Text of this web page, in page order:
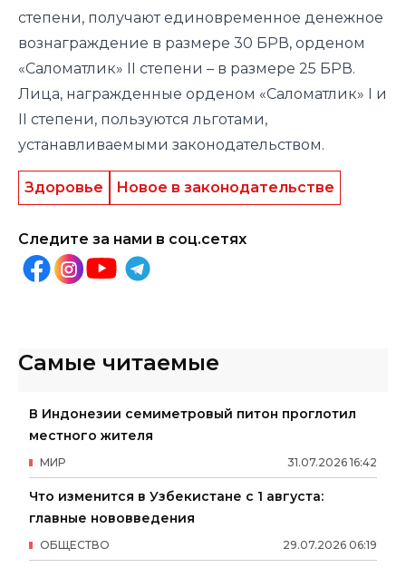
степени, получают единовременное денежное
вознаграждение в размере 30 БРВ, орденом
«Саломатлик» II степени – в размере 25 БРВ.
Лица, награжденные орденом «Саломатлик» I и
II степени, пользуются льготами,
устанавливаемыми законодательством.
Здоровье Новое в законодательстве
Следите за нами в соц.сетях
Самые читаемые
В Индонезии семиметровый питон проглотил
местного жителя
31.07.2026 16:42
МИР
Что изменится в Узбекистане с 1 августа:
главные нововведения
29.07.2026 06:19
ОБЩЕСТВО